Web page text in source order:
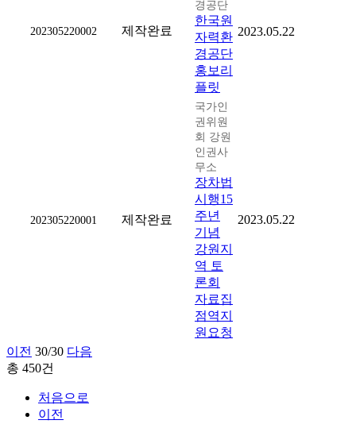
202305220002 제작완료
경공단
한국원
자력환
경공단
홍보리
플릿
2023.05.22
202305220001 제작완료
국가인
권위원
회 강원
인권사
무소
장차법
시행15
주년
기념
강원지
역 토
론회
자료집
점역지
원요청
2023.05.22
이전 30/30 다음
총 450건
처음으로
이전